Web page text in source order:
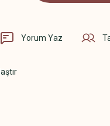
Yorum Yaz